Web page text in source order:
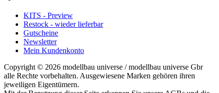
KITS - Preview
Restock - wieder lieferbar
Gutscheine
Newsletter
Mein Kundenkonto
Copyright © 2026 modellbau universe / modellbau universe Gbr
alle Rechte vorbehalten. Ausgewiesene Marken gehören ihren
jeweiligen Eigentümern.